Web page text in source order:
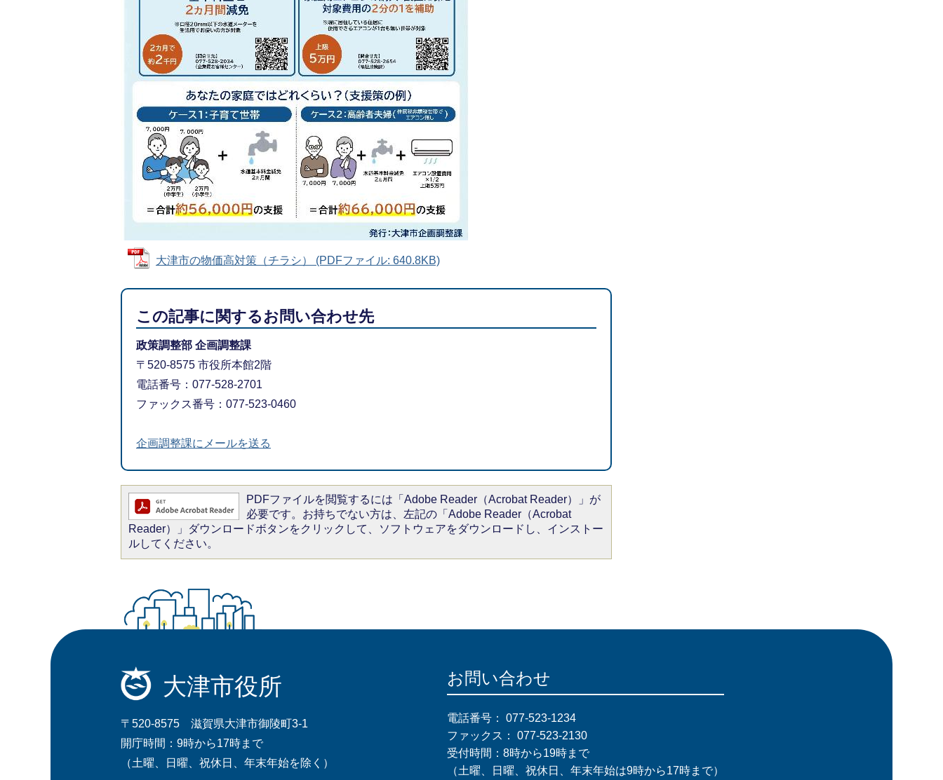
大津市の物価高対策（チラシ） (PDFファイル: 640.8KB)
この記事に関するお問い合わせ先
政策調整部 企画調整課
〒520-8575 市役所本館2階
電話番号：077-528-2701
ファックス番号：077-523-0460
企画調整課にメールを送る
PDFファイルを閲覧するには「Adobe Reader（Acrobat Reader）」が
必要です。お持ちでない方は、左記の「Adobe Reader（Acrobat
Reader）」ダウンロードボタンをクリックして、ソフトウェアをダウンロードし、インストー
ルしてください。
大津市役所
〒520-8575 滋賀県大津市御陵町3-1
開庁時間：9時から17時まで
（土曜、日曜、祝休日、年末年始を除く）
お問い合わせ
電話番号： 077-523-1234
ファックス： 077-523-2130
受付時間：8時から19時まで
（土曜、日曜、祝休日、年末年始は9時から17時まで）